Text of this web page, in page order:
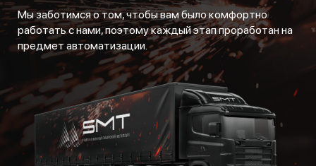
Мы заботимся о том, чтобы вам было комфортно
работать с нами, поэтому каждый этап проработан на
предмет автоматизации.